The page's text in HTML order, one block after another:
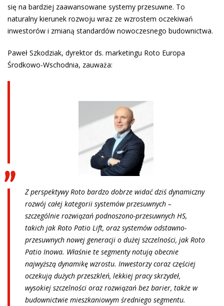
się na bardziej zaawansowane systemy przesuwne. To
naturalny kierunek rozwoju wraz ze wzrostem oczekiwań
inwestorów i zmianą standardów nowoczesnego budownictwa.
Paweł Szkodziak, dyrektor ds. marketingu Roto Europa
Środkowo-Wschodnia, zauważa:
Z perspektywy Roto bardzo dobrze widać dziś dynamiczny
rozwój całej kategorii systemów przesuwnych –
szczególnie rozwiązań podnoszono-przesuwnych HS,
takich jak Roto Patio Lift, oraz systemów odstawno-
przesuwnych nowej generacji o dużej szczelności, jak Roto
Patio Inowa. Właśnie te segmenty notują obecnie
najwyższą dynamikę wzrostu. Inwestorzy coraz częściej
oczekują dużych przeszkleń, lekkiej pracy skrzydeł,
wysokiej szczelności oraz rozwiązań bez barier, także w
budownictwie mieszkaniowym średniego segmentu.